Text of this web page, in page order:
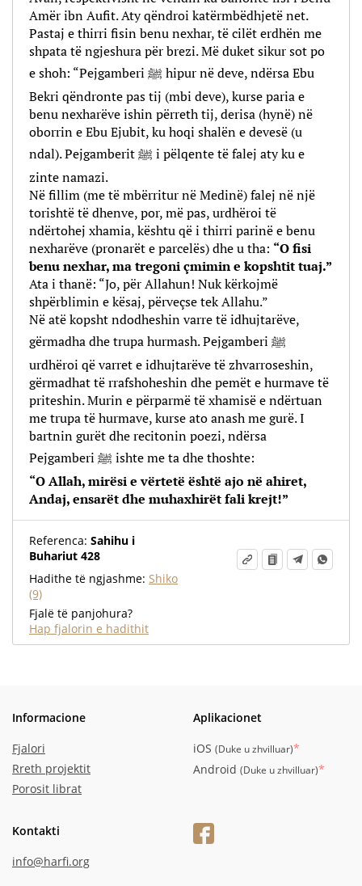
Amër ibn Aufit. Aty qëndroi katërmbëdhjetë net.
Pastaj e thirri fisin benu nexhar, të cilët erdhën me
shpata të ngjeshura për brezi. Më duket sikur sot po
e shoh: “Pejgamberi ﷺ hipur në deve, ndërsa Ebu
Bekri qëndronte pas tij (mbi deve), kurse paria e
benu nexharëve ishin përreth tij, derisa (hynë) në
oborrin e Ebu Ejubit, ku hoqi shalën e devesë (u
ndal). Pejgamberit ﷺ i pëlqente të falej aty ku e
zinte namazi.
Në fillim (me të mbërritur në Medinë) falej në një
torishtë të dhenve, por, më pas, urdhëroi të
ndërtohej xhamia, kështu që i thirri parinë e benu
nexharëve (pronarët e parcelës) dhe u tha: “O fisi
benu nexhar, ma tregoni çmimin e kopshtit tuaj.”
Ata i thanë: “Jo, për Allahun! Nuk kërkojmë
shpërblimin e kësaj, përveçse tek Allahu.”
Në atë kopsht ndodheshin varre të idhujtarëve,
gërmadha dhe trupa hurmash. Pejgamberi ﷺ
urdhëroi që varret e idhujtarëve të zhvarroseshin,
gërmadhat të rrafshoheshin dhe pemët e hurmave të
priteshin. Murin e përparmë të xhamisë e ndërtuan
me trupa të hurmave, kurse ato anash me gurë. I
bartnin gurët dhe recitonin poezi, ndërsa
Pejgamberi ﷺ ishte me ta dhe thoshte:
“O Allah, mirësi e vërtetë është ajo në ahiret,
Andaj, ensarët dhe muhaxhirët fali krejt!”
Referenca: Sahihu i
Buhariut 428
Hadithe të ngjashme: Shiko
(9)
Fjalë të panjohura?
Hap fjalorin e hadithit
Informacione
Fjalori
Rreth projektit
Porosit librat
Aplikacionet
iOS (Duke u zhvilluar)*
Android (Duke u zhvilluar)*
Kontakti
info@harfi.org